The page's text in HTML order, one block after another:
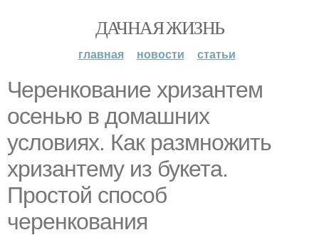
ДАЧНАЯ ЖИЗНЬ
главная новости статьи
Черенкование хризантем
осенью в домашних
условиях. Как размножить
хризантему из букета.
Простой способ
черенкования